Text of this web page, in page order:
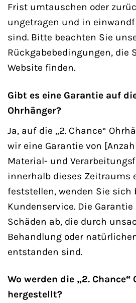
Frist umtauschen oder
ungetragen und in
sind. Bitte beachten Sie
Rückgabebedingungen, die
Website finden.
Gibt es eine Garantie auf
Ohrhänger?
Ja, auf die „2. Chance“
wir eine Garantie von
Material- und
innerhalb dieses Zeitraums
feststellen, wenden Sie sich
Kundenservice. Die
Schäden ab, die durch
Behandlung oder
entstanden sind.
Wo werden die „2. Chance“
hergestellt?